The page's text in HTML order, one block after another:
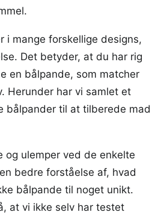
i mange forskellige designs,
Det betyder, at du har rig
en bålpande, som matcher
Herunder har vi samlet et
bålpander til at tilberede mad
og ulemper ved de enkelte
bedre forståelse af, hvad
bålpande til noget unikt.
at vi ikke selv har testet